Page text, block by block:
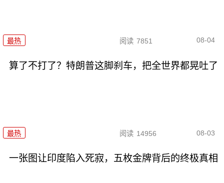
最热 阅读 7851 08-04
算了不打了？特朗普这脚刹车，把全世界都晃吐了
最热 阅读 14956 08-03
一张图让印度陷入死寂，五枚金牌背后的终极真相